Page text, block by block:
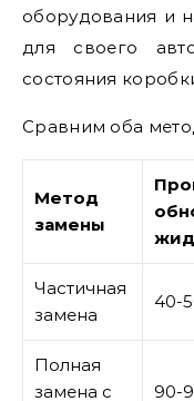
оборудования и
для своего
состояния
Сравним оба
Метод
замены
Частичная
замена
40-
Полная
замена с
90-